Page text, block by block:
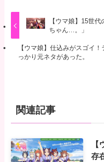
【ウマ娘】15世
ちゃん…。」
【ウマ娘】仕込みがスゴイ
っかり元ネタがあった。
関連記事
存